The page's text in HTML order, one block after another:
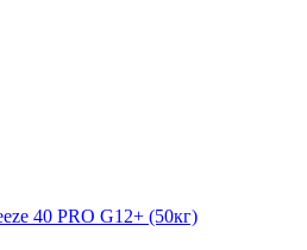
40 PRO G12+ (50кг)